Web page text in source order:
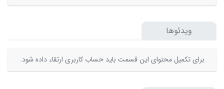
ویدئوها
برای تکمیل محتوای این قسمت باید حساب کاربری ارتقاء داده شود.